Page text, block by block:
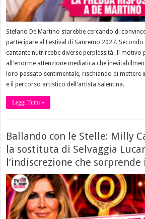
Stefano De Martino starebbe cercando di
partecipare al Festival di Sanremo 2027.
cantante nutrirebbe diverse perplessità. Il motivo
all'enorme attenzione mediatica che
loro passato sentimentale, rischiando di mettere
e il percorso artistico dell'artista salentina.
Leggi Tutto »
Ballando con le Stelle: Milly
la sostituta di Selvaggia
l’indiscrezione che sorprende